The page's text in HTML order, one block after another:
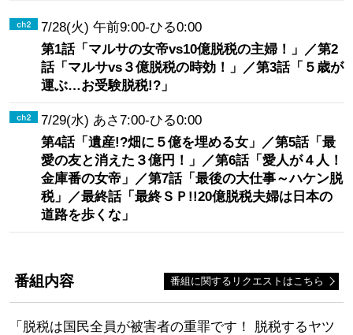
7/28(火) 午前9:00-ひる0:00
第1話「マルサの女帝vs10億脱税の主婦！」／第2
話「マルサvs３億脱税の時効！」／第3話「５歳が
運ぶ…お受験脱税!?」
7/29(水) あさ7:00-ひる0:00
第4話「遺産!?畑に５億を埋める女」／第5話「最
愛の友と消えた３億円！」／第6話「愛人が４人！
金庫番の女帝」／第7話「最後の大仕事～ハケン脱
税」／最終話「最終ＳＰ!!20億脱税夫婦は日本の
道路を歩くな」
番組内容 番組に関するリクエストはこちら
「脱税は国民全員が被害者の重罪です！ 脱税するヤツ